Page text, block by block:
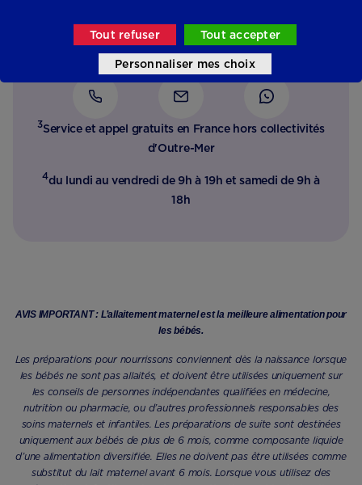
disposition jour et nuit que ce soit pour parler produits
, nutrition, parentalité …..
3Service et appel gratuits en France hors collectivités
d'Outre-Mer​
4du lundi au vendredi de 9h à 19h et samedi de 9h à
18h
AVIS IMPORTANT : L’allaitement maternel est la meilleure alimentation pour
les bébés.
Les préparations pour nourrissons conviennent dès la naissance lorsque
les bébés ne sont pas allaités, et doivent être utilisées uniquement sur
les conseils de personnes indépendantes qualifiées en médecine,
nutrition ou pharmacie, ou d’autres professionnels responsables des
soins maternels et infantiles. Les préparations de suite sont destinées
uniquement aux bébés de plus de 6 mois, comme composante liquide
d’une alimentation diversifiée. Elles ne doivent pas être utilisées comme
substitut du lait maternel avant 6 mois. Lorsque vous utilisez des
Tout refuser Tout accepter
Personnaliser mes choix